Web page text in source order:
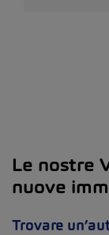
Le nostre
nuove
Trovare